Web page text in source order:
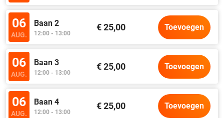
06
AUG.
Baan 2
12:00 - 13:00
€ 25,00 Toevoegen
06
AUG.
Baan 3
12:00 - 13:00
€ 25,00 Toevoegen
06
AUG.
Baan 4
12:00 - 13:00
€ 25,00 Toevoegen